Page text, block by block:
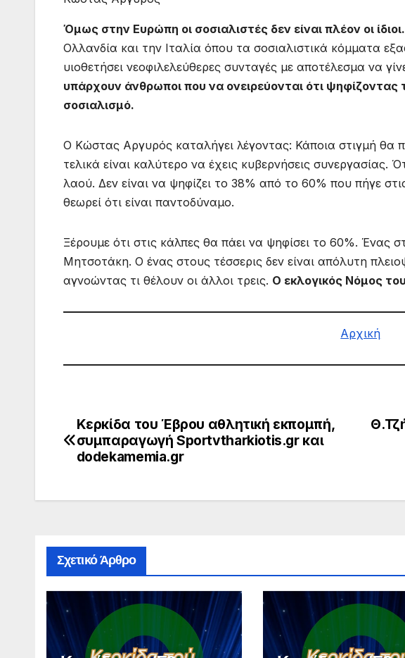
Όμως στην Ευρώπη οι σοσιαλιστές δεν είναι πλέον οι ίδιοι.
Ολλανδία και την Ιταλία όπου τα σοσιαλιστικά κόμματα
υιοθετήσει νεοφιλελεύθερες συνταγές με αποτέλεσμα να
υπάρχουν άνθρωποι που να ονειρεύονται ότι
σοσιαλισμό.
Ο Κώστας Αργυρός καταλήγει λέγοντας: Κάποια στιγμή θα
τελικά είναι καλύτερο να έχεις κυβερνήσεις συνεργασίας.
λαού. Δεν είναι να ψηφίζει το 38% από το 60% που πήγε
θεωρεί ότι είναι παντοδύναμο.
Ξέρουμε ότι στις κάλπες θα πάει να ψηφίσει το 60%. Ένας
Μητσοτάκη. Ο ένας στους τέσσερις δεν είναι απόλυτη
αγνοώντας τι θέλουν οι άλλοι τρεις. Ο εκλογικός Νόμος
Αρχική
Πλοήγηση
άρθρων
Κερκίδα του Έβρου αθλητική εκπομπή,
συμπαραγωγή Sportvtharkiotis.gr και
dodekamemia.gr
Σχετικό Άρθρο